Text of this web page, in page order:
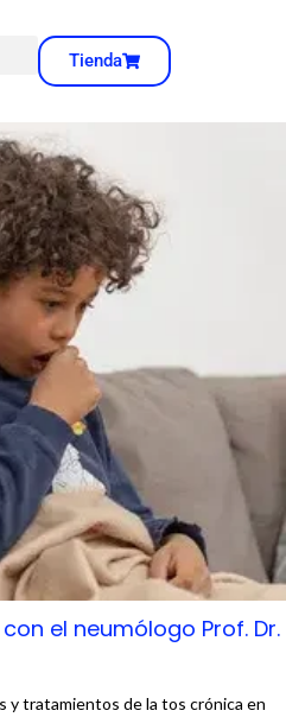
Tienda
el neumólogo Prof. Dr.
y tratamientos de la tos crónica en